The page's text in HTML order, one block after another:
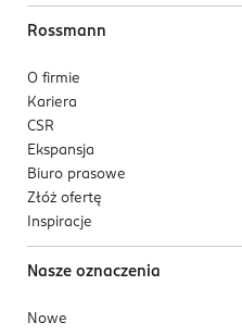
Rossmann
O firmie
Kariera
CSR
Ekspansja
Biuro prasowe
Złóż ofertę
Inspiracje
Nasze oznaczenia
Nowe